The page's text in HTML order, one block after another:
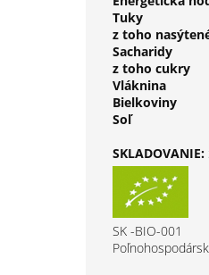
Tuky
z toho
Sacharidy
z toho cukry
Vláknina
Bielkoviny
Soľ
SKLADOVANIE:
SK -BIO-001